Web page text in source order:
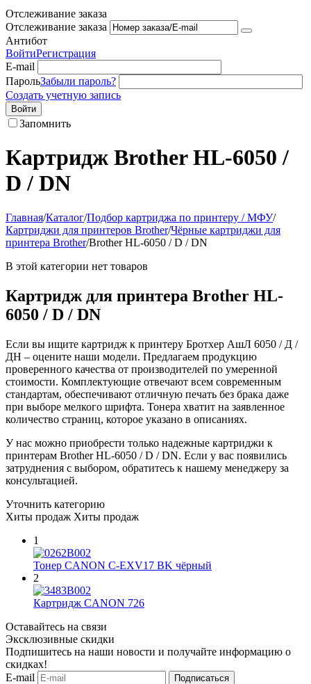
Отслеживание заказа
Отслеживание заказа
Антибот
ВойтиРегистрация
E-mail
ПарольЗабыли пароль?
Создать учетную запись
Войти
Запомнить
Картридж Brother HL-6050 /
D / DN
Главная/Каталог/Подбор картриджа по принтеру / МФУ/
Картриджи для принтеров Brother/Чёрные картриджи для
принтера Brother/Brother HL-6050 / D / DN
В этой категории нет товаров
Картридж для принтера Brother HL-
6050 / D / DN
Если вы ищите картридж к принтеру Бротхер АшЛ 6050 / Д /
ДН – оцените наши модели. Предлагаем продукцию
проверенного качества от производителей по умеренной
стоимости. Комплектующие отвечают всем современным
стандартам, обеспечивают отличную печать без брака даже
при выборе мелкого шрифта. Тонера хватит на заявленное
количество страниц, которое указано в описаниях.
У нас можно приобрести только надежные картриджи к
принтерам Brother HL-6050 / D / DN. Если у вас появились
затруднения с выбором, обратитесь к нашему менеджеру за
консультацией.
Уточнить категорию
Хиты продаж Хиты продаж
1
Тонер CANON C-EXV17 BK чёрный
2
Картридж CANON 726
Оставайтесь на связи
Эксклюзивные скидки
Подпишитесь на наши новости и получайте информацию о
скидках!
E-mail
Подписаться